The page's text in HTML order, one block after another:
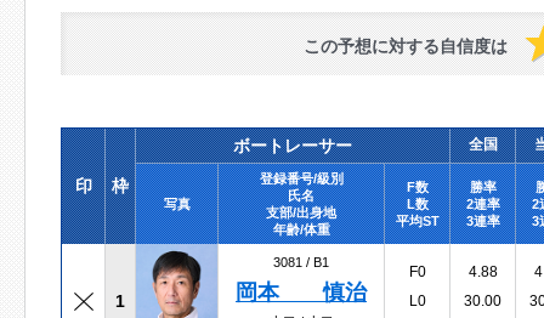
この予想に対する自信度は
印 枠
ボートレーサー 全国
写真
登録番号/級別
氏名
支部/出身地
年齢/体重
F数
L数
平均ST
勝率
2連率
3連率
2
3
1
3081 / B1
岡本 慎治
F0
L0
4.88
30.00